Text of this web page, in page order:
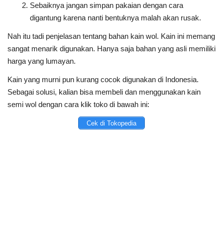
Sebaiknya jangan simpan pakaian dengan cara
digantung karena nanti bentuknya malah akan rusak.
Nah itu tadi penjelasan tentang bahan kain wol. Kain ini memang
sangat menarik digunakan. Hanya saja bahan yang asli memiliki
harga yang lumayan.
Kain yang murni pun kurang cocok digunakan di Indonesia.
Sebagai solusi, kalian bisa membeli dan menggunakan kain
semi wol dengan cara klik toko di bawah ini:
Cek di Tokopedia